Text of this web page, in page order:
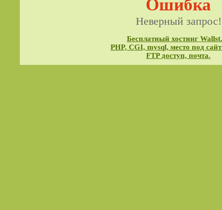
Ошибка
Неверный запрос!
Бесплатный хостинг
PHP, CGI, mysql, место под
FTP доступ, почта.